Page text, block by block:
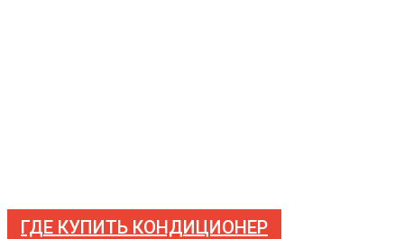
ГДЕ КУПИТЬ КОНДИЦИОНЕР